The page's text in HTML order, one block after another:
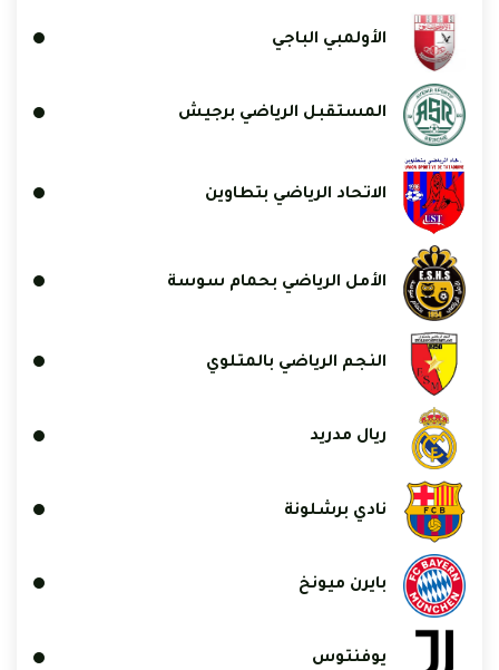
الأولمبي الباجي
المستقبل الرياضي برجيش
الاتحاد الرياضي بتطاوين
الأمل الرياضي بحمام سوسة
النجم الرياضي بالمتلوي
ريال مدريد
نادي برشلونة
بايرن ميونخ
يوفنتوس